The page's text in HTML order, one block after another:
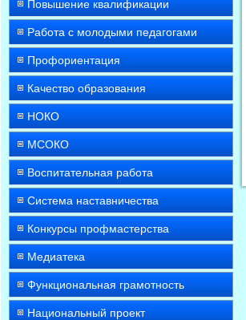
Повышение квалификации
Работа с молодыми педагогами
Профориентация
Качество образования
НОКО
МСОКО
Воспитательная работа
Система наставничества
Конкурсы профмастерства
Медиатека
Функциональная грамотность
Национальный проект